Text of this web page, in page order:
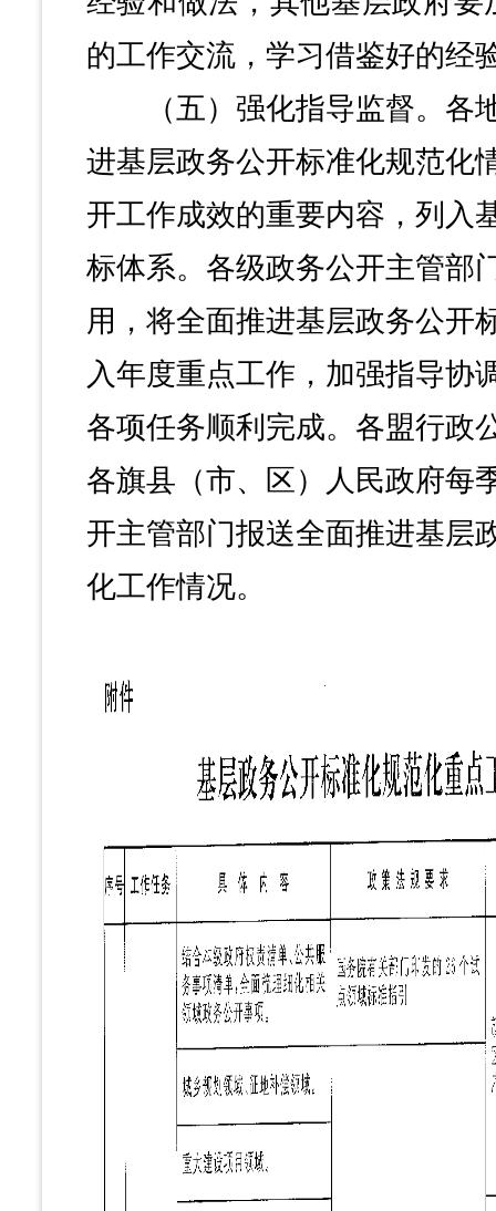
的工作交流，学习借鉴好的经
（五）强化指导监督。各
进基层政务公开标准化规范化
开工作成效的重要内容，列入
标体系。各级政务公开主管部
用，将全面推进基层政务公开
入年度重点工作，加强指导协
各项任务顺利完成。各盟行政
各旗县（市、区）人民政府每
开主管部门报送全面推进基层
化工作情况。